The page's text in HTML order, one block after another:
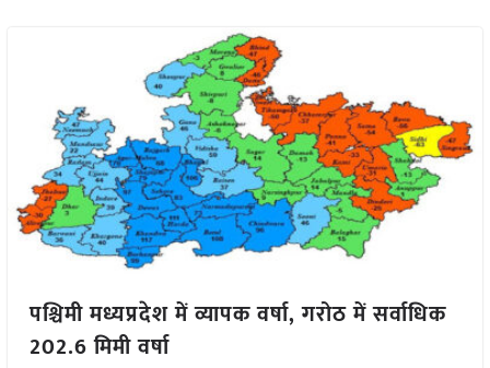
पश्चिमी मध्यप्रदेश में व्यापक वर्षा, गरोठ में सर्वाधिक
202.6 मिमी वर्षा